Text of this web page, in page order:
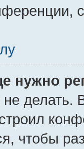
нужно
делать.
чтобы